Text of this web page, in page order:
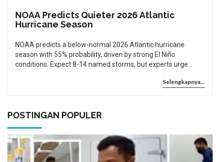
NOAA Predicts Quieter 2026 Atlantic
Hurricane Season
NOAA predicts a below-normal 2026 Atlantic hurricane
season with 55% probability, driven by strong El Niño
conditions. Expect 8-14 named storms, but experts urge
Selengkapnya...
POSTINGAN POPULER